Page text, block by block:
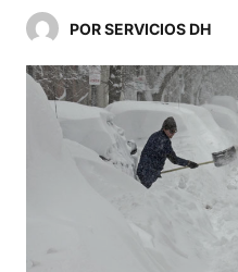
POR SERVICIOS DH